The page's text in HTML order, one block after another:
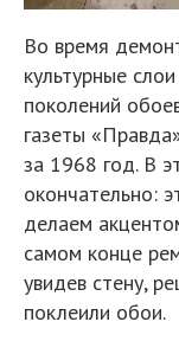
Во время
культурные
поколений
газеты
за 1968 год. В
окончательно:
делаем
самом конце
увидев стену,
поклеили обои.